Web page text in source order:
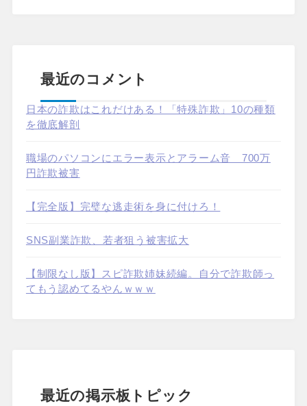
最近のコメント
日本の詐欺はこれだけある！「特殊詐欺」10の種類
を徹底解剖
職場のパソコンにエラー表示とアラーム音 700万
円詐欺被害
【完全版】完璧な逃走術を身に付けろ！
SNS副業詐欺、若者狙う被害拡大
【制限なし版】スピ詐欺姉妹続編。自分で詐欺師っ
てもう認めてるやんｗｗｗ
最近の掲示板トピック